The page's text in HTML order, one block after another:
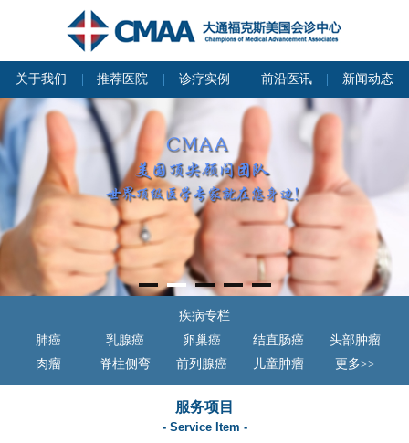
关于我们 推荐医院 诊疗实例 前沿医讯 新闻动态
疾病专栏
肺癌
乳腺癌 卵巢癌 结直肠癌
头部肿瘤
肉瘤
脊柱侧弯 前列腺癌 儿童肿瘤 更多>>
服务项目
- Service Item -